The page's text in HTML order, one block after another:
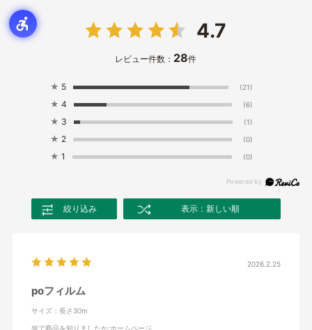
4.7
レビュー件数： 28件
★ 5 (21)
★ 4 (6)
★ 3 (1)
★ 2 (0)
★ 1 (0)
絞り込み 表示：新しい順
2026.2.25
poフィルム
サイズ：長さ30m
何で商品を知りましたか:ホームページ